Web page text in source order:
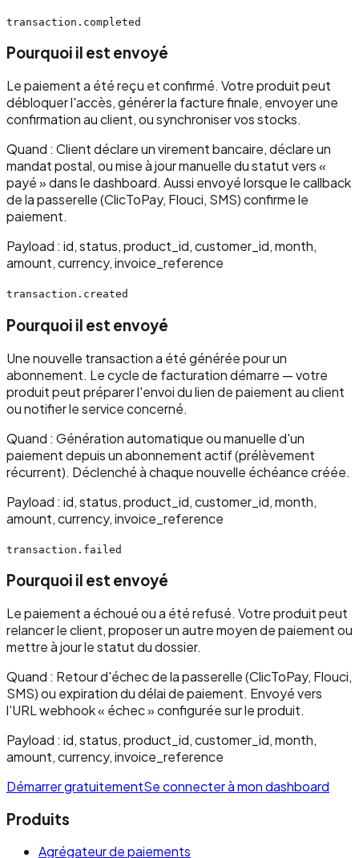
transaction.completed
Pourquoi il est envoyé
Le paiement a été reçu et confirmé. Votre produit peut
débloquer l'accès, générer la facture finale, envoyer une
confirmation au client, ou synchroniser vos stocks.
Quand : Client déclare un virement bancaire, déclare un
mandat postal, ou mise à jour manuelle du statut vers «
payé » dans le dashboard. Aussi envoyé lorsque le callback
de la passerelle (ClicToPay, Flouci, SMS) confirme le
paiement.
Payload : id, status, product_id, customer_id, month,
amount, currency, invoice_reference
transaction.created
Pourquoi il est envoyé
Une nouvelle transaction a été générée pour un
abonnement. Le cycle de facturation démarre — votre
produit peut préparer l'envoi du lien de paiement au client
ou notifier le service concerné.
Quand : Génération automatique ou manuelle d'un
paiement depuis un abonnement actif (prélèvement
récurrent). Déclenché à chaque nouvelle échéance créée.
Payload : id, status, product_id, customer_id, month,
amount, currency, invoice_reference
transaction.failed
Pourquoi il est envoyé
Le paiement a échoué ou a été refusé. Votre produit peut
relancer le client, proposer un autre moyen de paiement ou
mettre à jour le statut du dossier.
Quand : Retour d'échec de la passerelle (ClicToPay, Flouci,
SMS) ou expiration du délai de paiement. Envoyé vers
l'URL webhook « échec » configurée sur le produit.
Payload : id, status, product_id, customer_id, month,
amount, currency, invoice_reference
Démarrer gratuitementSe connecter à mon dashboard
Produits
Agrégateur de paiements